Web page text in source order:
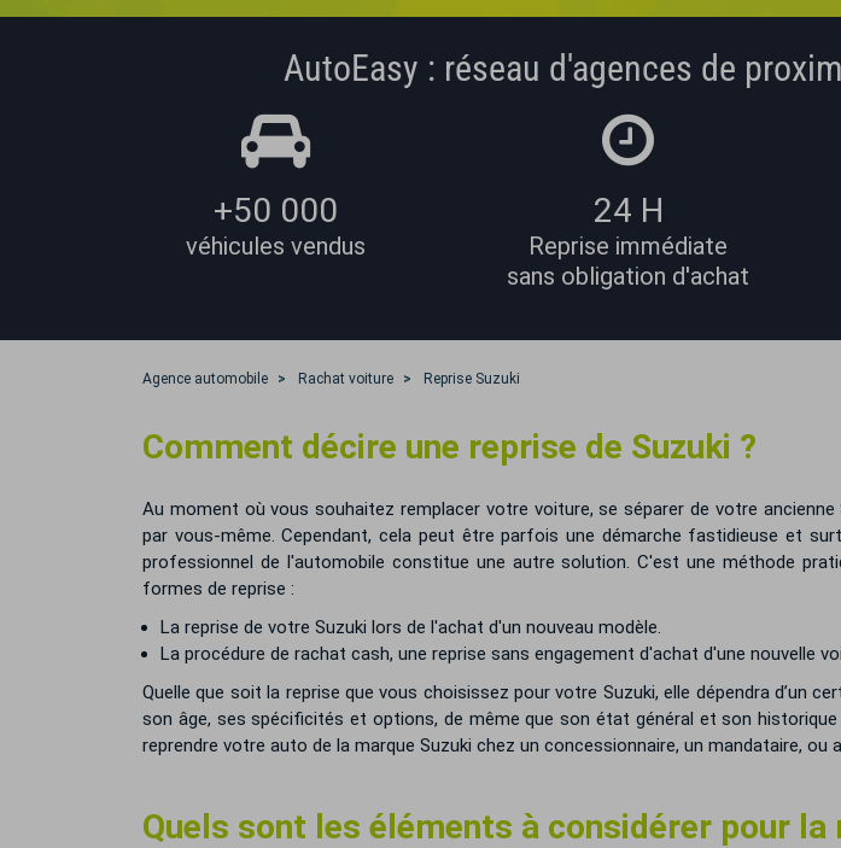
AutoEasy : réseau d'agences de
+50 000
véhicules vendus
24 H
Reprise immédiate
sans obligation d'achat
Agence automobile Rachat voiture Reprise Suzuki
Comment décire une reprise de Suzuki ?
Au moment où vous souhaitez remplacer votre voiture, se séparer de votre
par vous-même. Cependant, cela peut être parfois une démarche fastidieuse et
professionnel de l'automobile constitue une autre solution. C'est une méthode
formes de reprise :
La reprise de votre Suzuki lors de l'achat d'un nouveau modèle.
La procédure de rachat cash, une reprise sans engagement d'achat d'une nouvelle
Quelle que soit la reprise que vous choisissez pour votre Suzuki, elle dépendra d’un
son âge, ses spécificités et options, de même que son état général et son
reprendre votre auto de la marque Suzuki chez un concessionnaire, un mandataire, ou
Quels sont les éléments à considérer pour